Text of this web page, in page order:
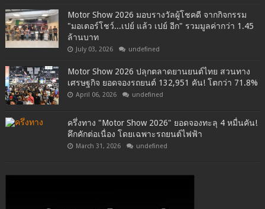
Motor Show 2026 มอบรางวัลผู้โชคดี จากกิจกรรม
"มอเตอร์โชว์...เปย์ แล้ว เปย์ อีก" รวมมูลค่ากว่า 1.45
ล้านบาท
July 03, 2026 undefined
Motor Show 2026 ปลุกตลาดยานยนต์ไทย สวนทาง
เศรษฐกิจ ยอดจองรถยนต์ 132,951 คัน! โตกว่า 71.8%
April 06, 2026 undefined
ครึ่งทาง "Motor Show 2026" ยอดจองทะลุ 4 หมื่นคัน!
คึกคักต่อเนื่อง โดยเฉพาะรถยนต์ไฟฟ้า
March 31, 2026 undefined